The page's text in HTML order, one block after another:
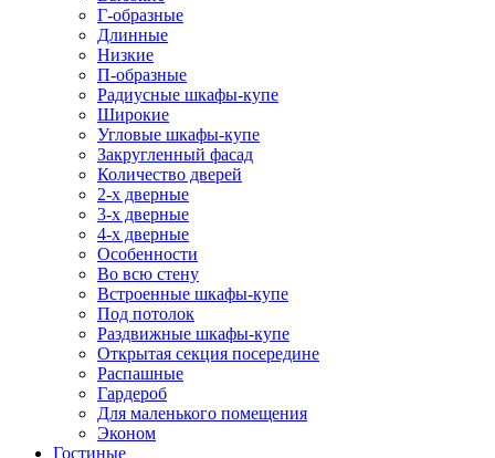
Г-образные
Длинные
Низкие
П-образные
Радиусные шкафы-купе
Широкие
Угловые шкафы-купе
Закругленный фасад
Количество дверей
2-х дверные
3-х дверные
4-х дверные
Особенности
Во всю стену
Встроенные шкафы-купе
Под потолок
Раздвижные шкафы-купе
Открытая секция посередине
Распашные
Гардероб
Для маленького помещения
Эконом
Гостиные